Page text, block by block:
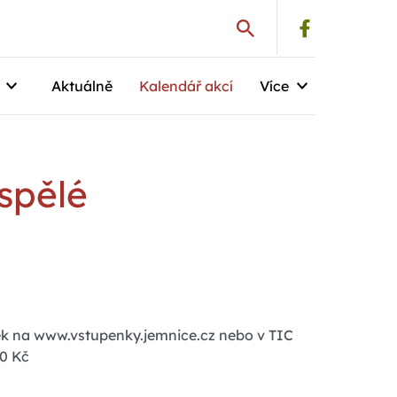
Aktuálně Kalendář akcí Více
na www.vstupenky.jemnice.cz nebo v TIC
Kč